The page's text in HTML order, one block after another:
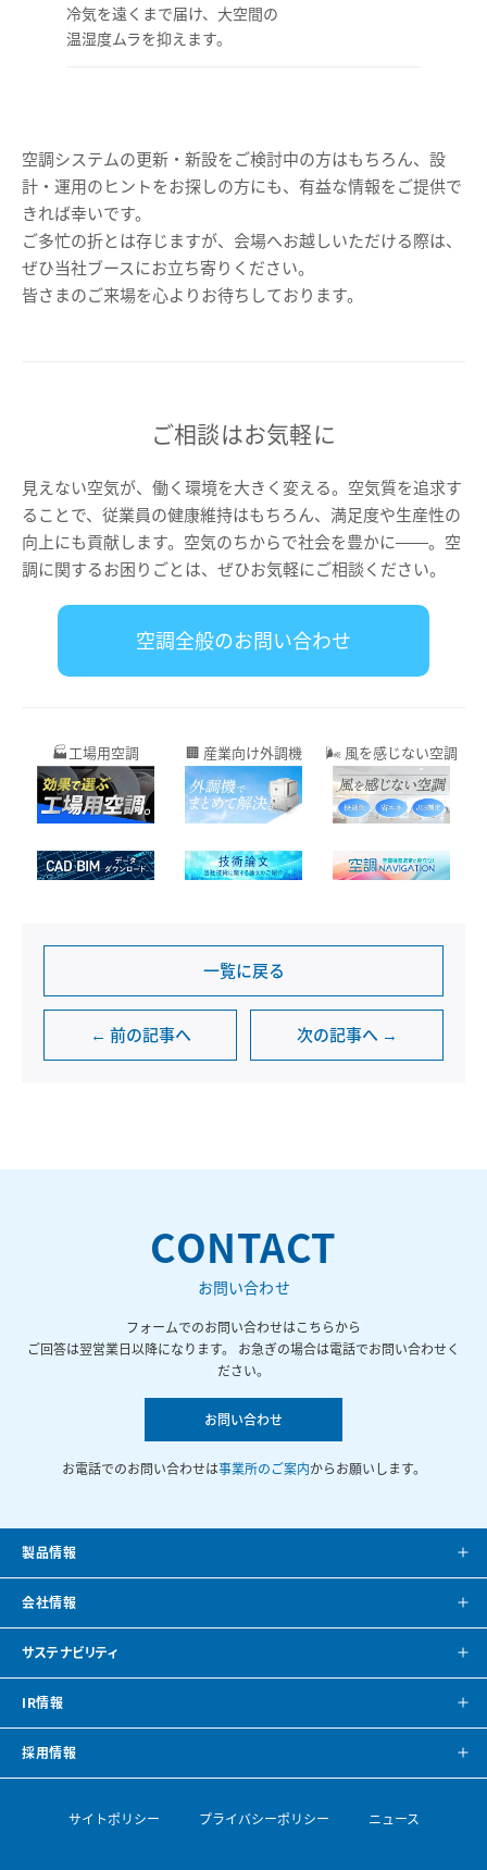
冷気を遠くまで届け、大空間の
温湿度ムラを抑えます。
空調システムの更新・新設をご検討中の方はもちろん、設
計・運用のヒントをお探しの方にも、有益な情報をご提供で
きれば幸いです。
ご多忙の折とは存じますが、会場へお越しいただける際は、
ぜひ当社ブースにお立ち寄りください。
皆さまのご来場を心よりお待ちしております。
ご相談はお気軽に
見えない空気が、働く環境を大きく変える。空気質を追求す
ることで、従業員の健康維持はもちろん、満足度や生産性の
向上にも貢献します。空気のちからで社会を豊かに――。空
調に関するお困りごとは、ぜひお気軽にご相談ください。
空調全般のお問い合わせ
🏭工場用空調 🏢 産業向け外調機 🌬️ 風を感じない空調
一覧に戻る
← 前の記事へ 次の記事へ →
CONTACT
お問い合わせ
フォームでのお問い合わせはこちらから
ご回答は翌営業日以降になります。 お急ぎの場合は電話でお問い合わせく
ださい。
お問い合わせ
お電話でのお問い合わせは事業所のご案内からお願いします。
製品情報
製品案内
システム提案
CAD・BIMデータ
空調ナビゲーション
導入事例
会社情報
会社案内
会社概要
見学のご案内
空調機開発の歴史
サステナビリティ
方針・トップメッセージ
環境
IR情報
IRニュース
採用情報
サイトポリシー プライバシーポリシー ニュース